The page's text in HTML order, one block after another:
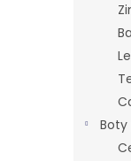
Boty